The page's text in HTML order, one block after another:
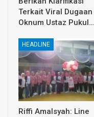
Terkait Viral Dugaan
Oknum Ustaz Pukul…
HEADLINE
Riffi Amalsyah: Line